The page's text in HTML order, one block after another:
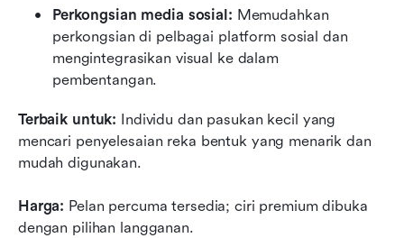
Perkongsian media sosial: Memudahkan
perkongsian di pelbagai platform sosial dan
mengintegrasikan visual ke dalam
pembentangan.
Terbaik untuk: Individu dan pasukan kecil yang
mencari penyelesaian reka bentuk yang menarik dan
mudah digunakan.
Harga: Pelan percuma tersedia; ciri premium dibuka
dengan pilihan langganan.